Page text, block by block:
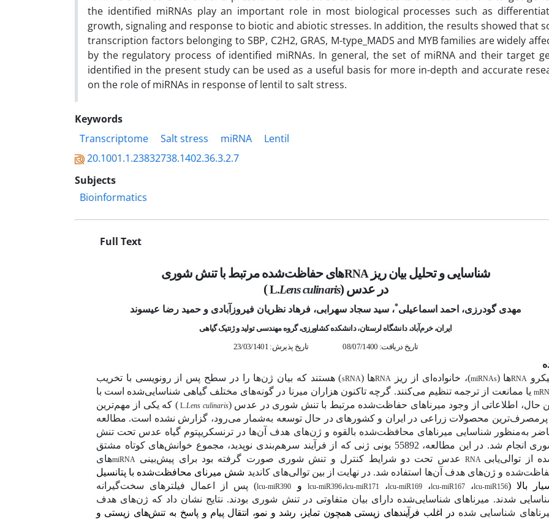
the identified miRNAs play an important role in most biological processes such as
growth, signaling and response to biotic and abiotic stresses. In addition, the results showed that
transcription factors belonging to SBP, C2H2, GRAS, M-type_MADS and MYB families are widely
by the regulatory process of identified miRNAs. In general, the set of miRNA and their target
identified in the present study can be used as a useful basis for more in-depth and accurate
on the role of miRNAs in response of lentil to salt stress.
Keywords
Transcriptome
Salt stress miRNA
Lentil
20.1001.1.23832738.1402.36.3.2.7
Subjects
Bioinformatics
Full Text
شناساییو تحلیل بیان ریزRNA‌هایحفاظت‌شده مرتبط با تنش شوری
در عدس (Lens culinaris
L.
)
مهدی گودرزی، احمد اسماعیلی*، سید سجاد سهرابی، فرهاد نظریان فیروزآبادی و حمید رضا عیسوند
ایران، خرم‌آباد، دانشگاه لرستان، دانشکده کشاورزی، گروه مهندسی تولید و ژنتیک گیاهی
تاریخ دریافت: 08/07/1400
تاریخ پذیرش: 23/03/1401
RNAها (miRNAs)، خانواده‌ای از ریز RNAها (sRNA) هستند که بیان ژن‌ها را در سطح پس از رونویسی با تخریب
یا ممانعت از ترجمه تنظیم می‌کنند. گرچه تاکنون هزاران میرنا در گونه‌های مختلف گیاهی شناسایی‌شده است با
حال، اطلاعاتی از وجود میرناهای حفاظت‌شده مرتبط با تنش شوری در عدس (Lens culinaris
L. ) که یکی از مهم‌ترین
پرمصرف‌ترین محصولات زراعی در ایران و کشورهای در حال توسعه به‌شمار می‌رود، گزارش نشده است. مطالعه
به‌منظور شناسایی میرناهای محافظت‌شده بالقوه و ژن‌های هدف آن‌ها در ترنسکریپتوم گیاه عدس تحت تنش
انجام شد. در این مطالعه، 55892 یونی ژنی که از فرآیند سرهم‌بندی نوپدید، مجموع خوانش‌های کوتاه مشتق
از توالی‌یابی RNA عدس تحت دو شرایط کنترل و تنش شوری صورت گرفته بود برای پیش‌بینی miRNAهای
و ژن‌های هدف آن‌ها استفاده شد. در نهایت از بین توالی‌های کاندید شش میرنای محافظت‌شده با پتانسیل
بالا (lcu-miR156،lcu-miR167،lcu-miR169، lcu-miR171،lcu-miR396 و lcu-miR390
)
پس از اعمال فیلترهای سخت‌گیرانه
شدند. میرناهای شناسایی‌شده دارای بیان متفاوتی در تنش‌ شوری بودند. نتایج نشان داد که ژن‌های هدف
شناسایی شده در اغلب فرآیندهای زیستی همچون تمایز، رشد و نمو، انتقال پیام و پاسخ به تنش‌های زیستی و